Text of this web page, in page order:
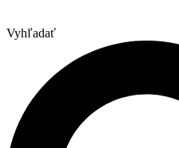
Vyhľadať